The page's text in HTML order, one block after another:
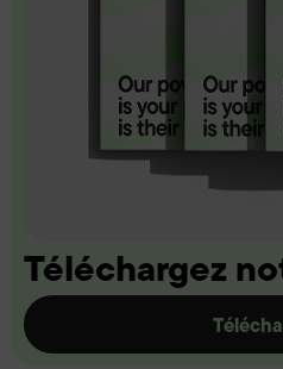
Téléchargez